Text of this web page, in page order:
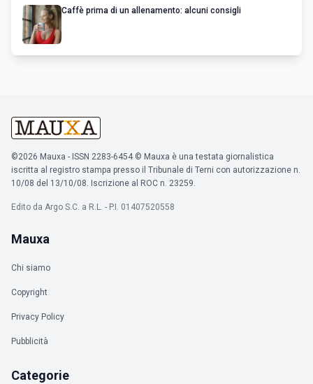
Caffè prima di un allenamento: alcuni consigli
©2026 Mauxa - ISSN 2283-6454 © Mauxa è una testata giornalistica
iscritta al registro stampa presso il Tribunale di Terni con autorizzazione n.
10/08 del 13/10/08. Iscrizione al ROC n. 23259.
Edito da Argo S.C. a R.L. - P.I. 01407520558
Mauxa
Chi siamo
Copyright
Privacy Policy
Pubblicità
Categorie